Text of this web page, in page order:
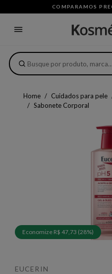
COMPARAMOS
Home Cuidados para pele
Sabonete Corporal
Economize R$ 47,73 (28%)
EUCERIN